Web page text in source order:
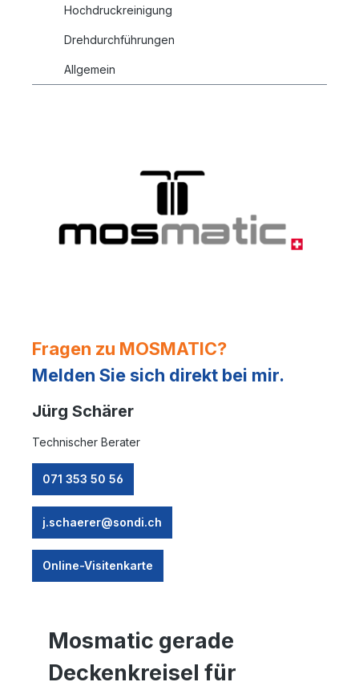
Hochdruckreinigung
Drehdurchführungen
Allgemein
Fragen zu MOSMATIC?
Melden Sie sich direkt bei mir.
Jürg Schärer
Technischer Berater
071 353 50 56
j.schaerer@sondi.ch
Online-Visitenkarte
Mosmatic gerade
Deckenkreisel für